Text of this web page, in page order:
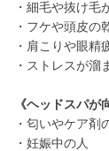
・細毛や抜け毛
・フケや頭皮の
・肩こりや眼精
・ストレスが溜
《ヘッドスパが
・匂いやケア剤
・妊娠中の人